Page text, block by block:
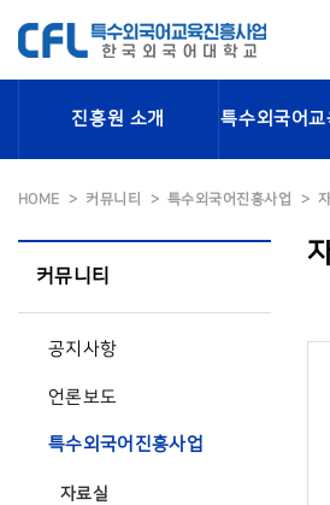
진흥원 소개 특수외국어교
HOME 커뮤니티 특수외국어진흥사업
커뮤니티
공지사항
언론보도
특수외국어진흥사업
자료실